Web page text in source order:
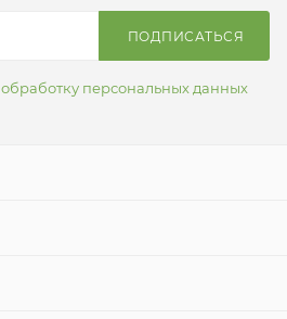
ПОДПИСАТЬСЯ
обработку персональных данных